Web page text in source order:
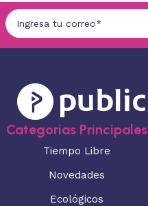
Categorias Principales
Tiempo Libre
Novedades
Ecológicos